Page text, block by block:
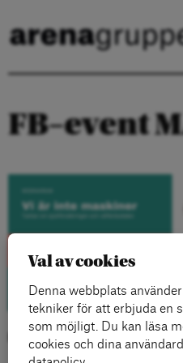
FB–event
Kategorier:
Val av cookies
Denna webbplats
tekniker för att erbjuda en
som möjligt. Du kan läsa
cookies och dina